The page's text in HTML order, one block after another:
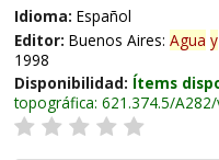
Idioma: Español
Editor: Buenos Aires: Agua y
1998
Disponibilidad: Ítems
topográfica: 621.374.5/